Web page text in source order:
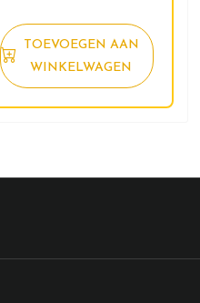
TOEVOEGEN AAN
WINKELWAGEN